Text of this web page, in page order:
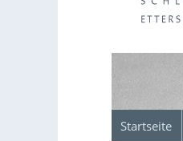
Startseite